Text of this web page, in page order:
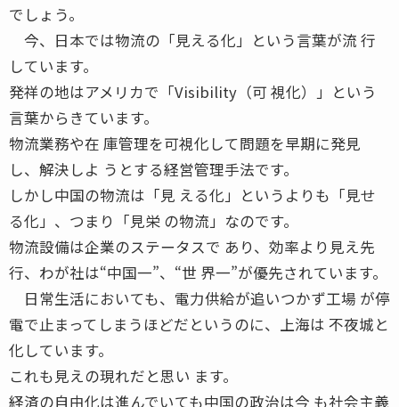
でしょう。
今、日本では物流の「見える化」という言葉が流 行
しています。
発祥の地はアメリカで「Visibility（可 視化）」という
言葉からきています。
物流業務や在 庫管理を可視化して問題を早期に発見
し、解決しよ うとする経営管理手法です。
しかし中国の物流は「見 える化」というよりも「見せ
る化」、つまり「見栄 の物流」なのです。
物流設備は企業のステータスで あり、効率より見え先
行、わが社は“中国一”、“世 界一”が優先されています。
日常生活においても、電力供給が追いつかず工場 が停
電で止まってしまうほどだというのに、上海は 不夜城と
化しています。
これも見えの現れだと思い ます。
経済の自由化は進んでいても中国の政治は今 も社会主義